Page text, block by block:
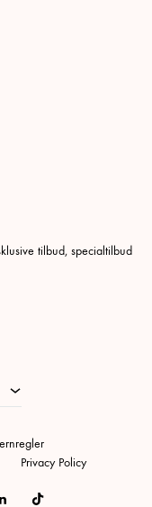
tilbud, specialtilbud
LinkedinTiktok
Privacy Policy